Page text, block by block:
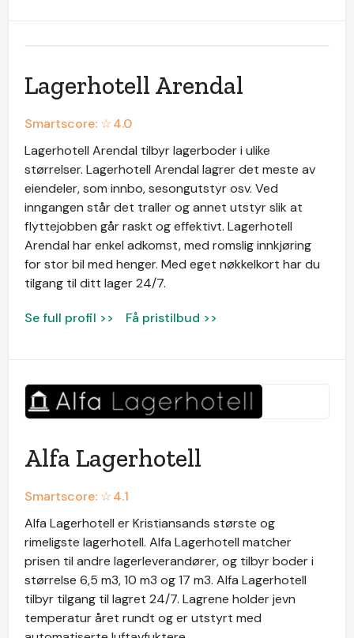
Lagerhotell Arendal
Smartscore: ☆4.0
Lagerhotell Arendal tilbyr lagerboder i ulike
størrelser. Lagerhotell Arendal lagrer det meste av
eiendeler, som innbo, sesongutstyr osv. Ved
inngangen står det traller og annet utstyr slik at
flyttejobben går raskt og effektivt. Lagerhotell
Arendal har enkel adkomst, med romslig innkjøring
for stor bil med henger. Med eget nøkkelkort har du
tilgang til ditt lager 24/7.
Se full profil >> Få pristilbud >>
Alfa Lagerhotell
Smartscore: ☆4.1
Alfa Lagerhotell er Kristiansands største og
rimeligste lagerhotell. Alfa Lagerhotell matcher
prisen til andre lagerleverandører, og tilbyr boder i
størrelse 6,5 m3, 10 m3 og 17 m3. Alfa Lagerhotell
tilbyr tilgang til lagret 24/7. Lagrene holder jevn
temperatur året rundt og er utstyrt med